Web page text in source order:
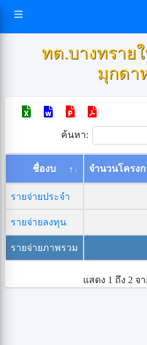
ทต.บางทราย
มุกดา
ค้นหา:
ชื่องบ จำนวนโครงก
รายจ่ายประจำ
รายจ่ายลงทุน
รายจ่ายภาพรวม
แสดง 1 ถึง 2 จ